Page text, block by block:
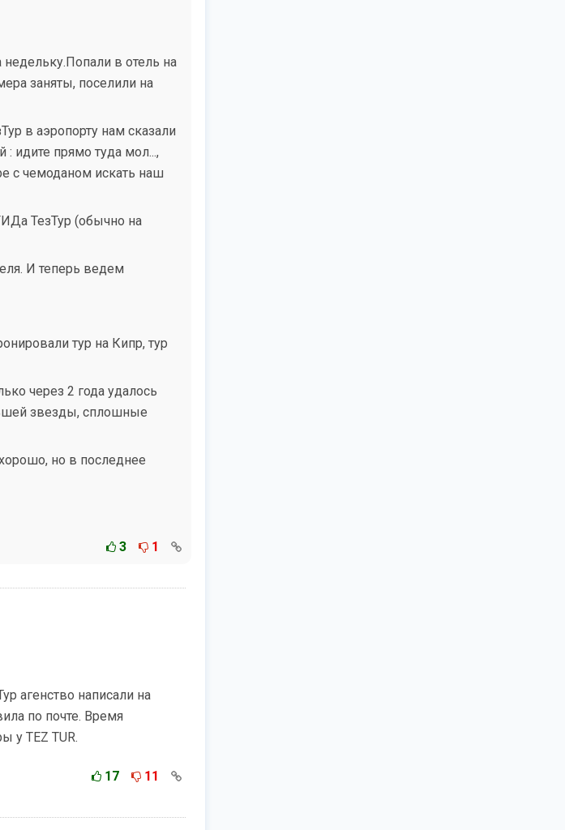
в отель на
заняты, поселили на
в аэропорту нам сказали
идите прямо туда мол...,
с чемоданом искать наш
ТезТур (обычно на
И теперь ведем
тур на Кипр, тур
через 2 года удалось
звезды, сплошные
но в последнее
3 1
агенство написали на
по почте. Время
у TEZ TUR.
17 11